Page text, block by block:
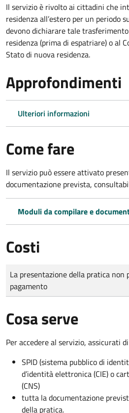
Il servizio è rivolto ai cittadini che
residenza all’estero per un periodo
devono dichiarare tale
residenza (prima di espatriare) o al
Stato di nuova residenza.
Approfondimenti
Ulteriori informazioni
Come fare
Il servizio può essere attivato
documentazione prevista,
Moduli da compilare e
Costi
Tipo di pagamento
Importo
La presentazione della pratica non
pagamento
Cosa serve
Per accedere al servizio, assicurati
SPID (sistema pubblico di
d’identità elettronica (CIE) o
(CNS)
tutta la documentazione
della pratica.